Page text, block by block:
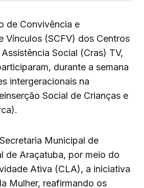
de Convivência e
Vínculos (SCFV) dos Centros
Social (Cras) TV,
durante a semana
intergeracionais na
Social de Crianças e
Municipal de
de Araçatuba, por meio do
Ativa (CLA), a iniciativa
Mulher, reafirmando os